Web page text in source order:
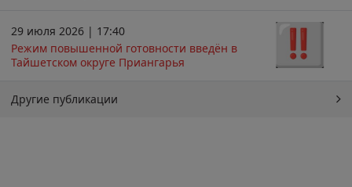
29 июля 2026 | 17:40
Режим повышенной готовности введён в
Тайшетском округе Приангарья
Другие публикации